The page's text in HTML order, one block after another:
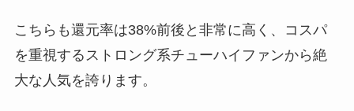
こちらも還元率は38%前後と非常に高く、コスパ
を重視するストロング系チューハイファンから絶
大な人気を誇ります。